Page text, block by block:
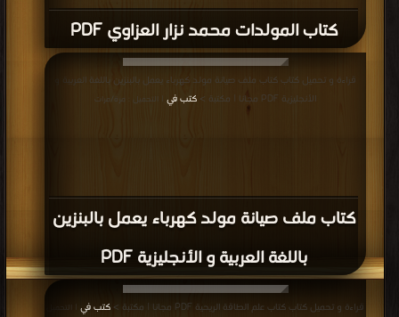
كتاب المولدات محمد نزار العزاوي PDF
كتاب ملف صيانة مولد كهرباء يعمل بالبنزين
باللغة العربية و الأنجليزية PDF
قراءة و تحميل كتاب كتاب ملف صيانة مولد كهرباء يعمل بالبنزين باللغة العربية و
الأنجليزية PDF مجانا | مكتبة >
كتب في | التحميل : مرة/مرات
قراءة و تحميل كتاب كتاب علم الطاقة الريحية PDF مجانا | مكتبة > كتب في
| التحميل